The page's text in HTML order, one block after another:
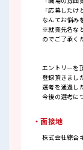
「応募した
なんてお悩み
※就業先名な
のでご了承く
エントリーを
登録頂きまし
選考を通過し
今後の選考に
・面接地
株式会社綜合